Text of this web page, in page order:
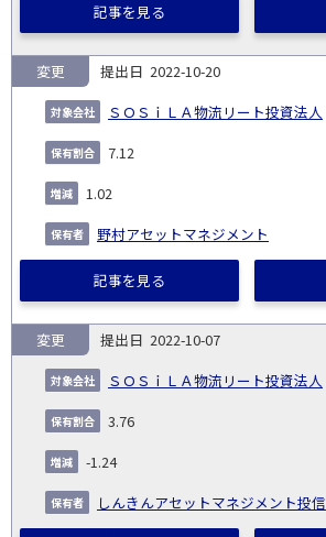
記事を見る
2022-10-20
ＳＯＳｉＬＡ物流リート投資法人
変更
7.12
1.02
野村アセットマネジメント
記事を見る
2022-10-07
ＳＯＳｉＬＡ物流リート投資法人
変更
3.76
-1.24
しんきんアセットマネジメント投信